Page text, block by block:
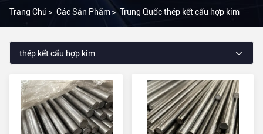
Trang Chủ > Các Sản Phẩm> Trung Quốc thép kết cấu hợp kim
thép kết cấu hợp kim